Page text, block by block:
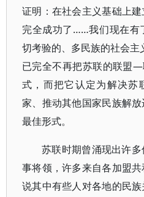
证明：在社会主义基础上
完全成功了……我们现在有
切考验的、多民族的社会主
已完全不再把苏联的联盟
式，而把它认定为解决苏
家、推动其他国家民族解
最佳形式。
苏联时期曾涌现出许
事将领，许多来自各加盟
说其中有些人对各地的民